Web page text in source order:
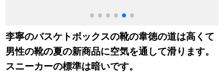
李寧のバスケトボックスの靴の韋徳の道は高くて
男性の靴の夏の新商品に空気を通して滑ります。
スニーカーの標準は暗いです。